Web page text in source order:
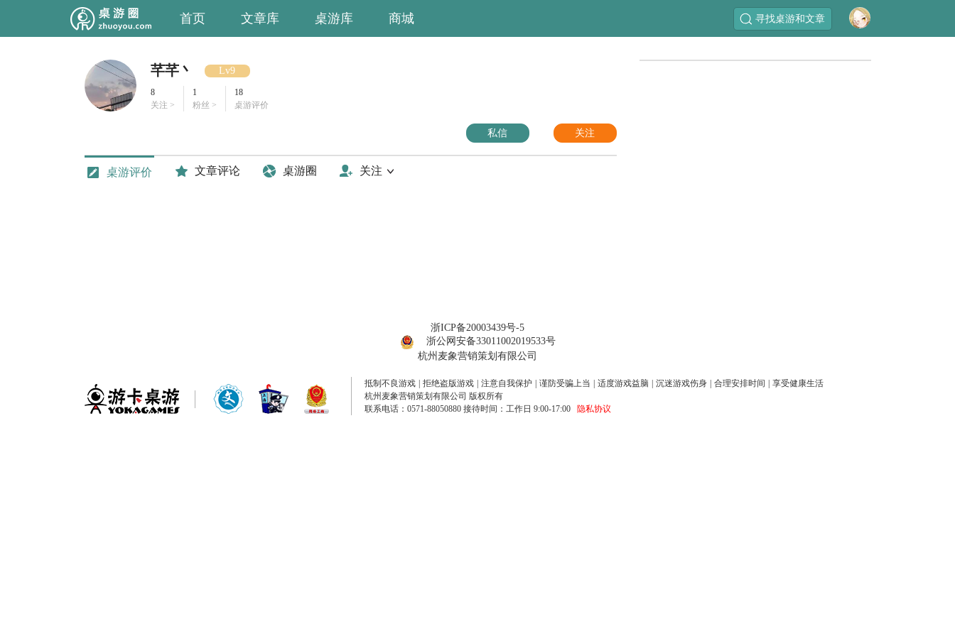
首页 文章库 桌游库 商城 寻找桌游和文章
芊芊丶 Lv9
8
关注 >
1
粉丝 >
18
桌游评价
私信 关注
桌游评价 文章评论 桌游圈 关注
浙ICP备20003439号-5
浙公网安备33011002019533号
杭州麦象营销策划有限公司
抵制不良游戏 拒绝盗版游戏 注意自我保护 谨防受骗上当 适度游戏益脑 沉迷游戏伤身 合理安排时间
享受健康生活
杭州麦象营销策划有限公司 版权所有
联系电话：0571-88050880 接待时间：工作日 9:00-17:00
隐私协议